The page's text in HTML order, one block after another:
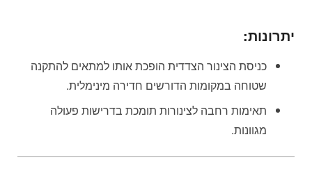
יתרונות:
כניסת הצינור הצדדית הופכת אותו למתאים להתקנה
שטוחה במקומות הדורשים חדירה מינימלית.
תאימות רחבה לצינורות תומכת בדרישות פעולה
מגוונות.